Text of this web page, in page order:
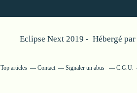
Eclipse Next 2019 - Hébergé par
Top articles Contact Signaler un abus C.G.U.